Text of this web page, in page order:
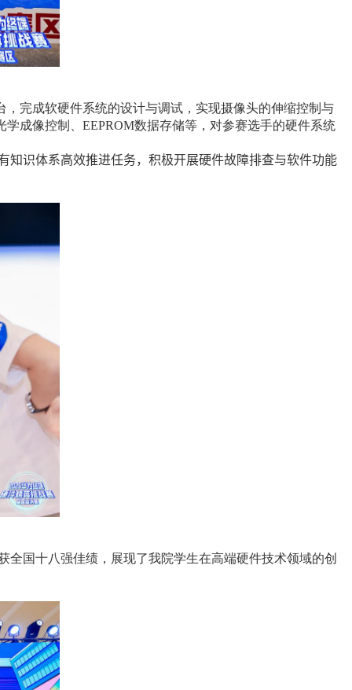
，完成软硬件系统的设计与调试，实现摄像头的伸缩控制与
学成像控制、 EEPROM数据存储等，对参赛选手的硬件系统
知识体系高效推进任务，积极开展硬件故障排查与软件功能
全国十八强佳绩，展现了我院学生在高端硬件技术领域的创